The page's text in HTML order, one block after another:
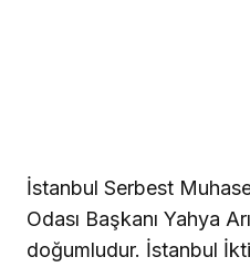
İstanbul Serbest
Odası Başkanı Yahya
doğumludur. İstanbul